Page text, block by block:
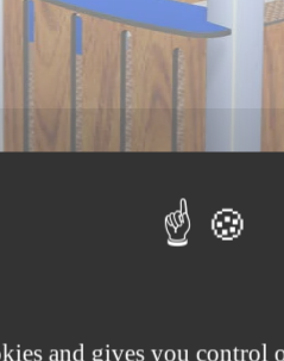
and gives you control